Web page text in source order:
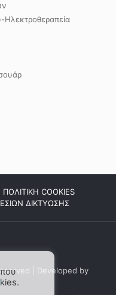
Ηλεκτροθεραπεία
ΠΟΛΙΤΙΚΗ COOKIES
ΔΙΚΤΥΩΣΗΣ
| Developed by